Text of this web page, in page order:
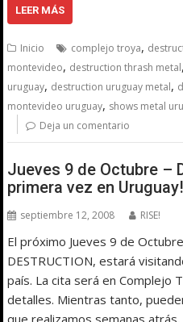
LEER MÁS
Inicio complejo troya,
montevideo, destruction thrash metal,
uruguay, destruction uruguay metal,
montevideo uruguay, shows metal
Deja un comentario
Jueves 9 de Octubre –
primera vez en Uruguay!
septiembre 12, 2008 RISE!
El próximo Jueves 9 de
DESTRUCTION, estará
país. La cita será en Complejo
detalles. Mientras tanto,